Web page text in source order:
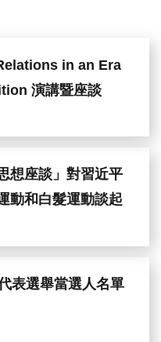
in an Era
演講暨座談
想座談」對習近平
動和白髮運動談起
表選舉當選人名單